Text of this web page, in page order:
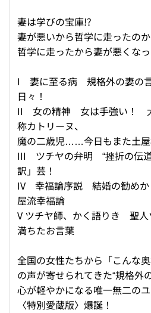
妻は学びの宝庫!?
妻が悪いから哲学に走ったのか
哲学に走ったから妻が悪くな
I 妻に至る病 規格外の妻の
日々！
II 女の精神 女は手強い！
称カトリーヌ、
魔の二歳児……今日もまた土
III ツチヤの弁明 “挫折の伝道
訳」芸！
IV 幸福論序説 結婚の勧めか
屋流幸福論
V ツチヤ師、かく語りき 聖人
満ちたお言葉
全国の女性たちから「こんな
の声が寄せられてきた“規格外
心が軽やかになる唯一無二の
〈特別愛蔵版〉爆誕！